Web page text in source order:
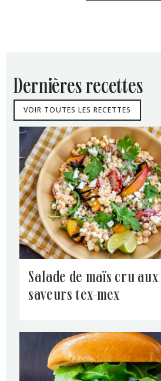
dernières recettes
VOIR TOUTES LES RECETTES
salade de maïs cru aux
saveurs tex-mex